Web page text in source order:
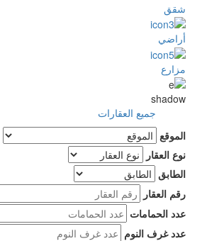
شقق
أراضي
مزارع
shadow
جميع العقارات
الموقع
نوع العقار
الطابق
رقم العقار
عدد الحمامات
عدد غرف النوم